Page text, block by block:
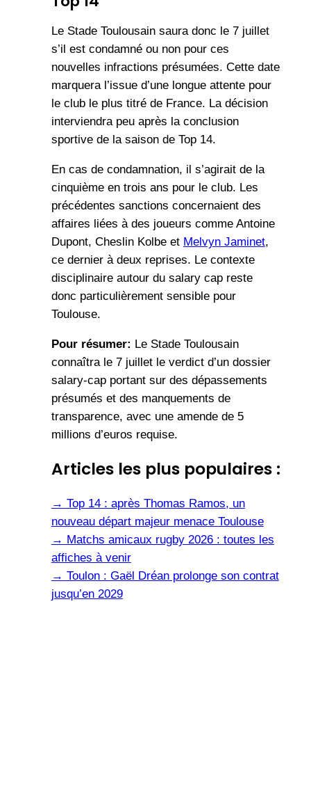
Le Stade Toulousain saura donc le 7 juillet
s’il est condamné ou non pour ces
nouvelles infractions présumées. Cette date
marquera l’issue d’une longue attente pour
le club le plus titré de France. La décision
interviendra peu après la conclusion
sportive de la saison de Top 14.
En cas de condamnation, il s’agirait de la
cinquième en trois ans pour le club. Les
précédentes sanctions concernaient des
affaires liées à des joueurs comme Antoine
Dupont, Cheslin Kolbe et Melvyn Jaminet,
ce dernier à deux reprises. Le contexte
disciplinaire autour du salary cap reste
donc particulièrement sensible pour
Toulouse.
Pour résumer: Le Stade Toulousain
connaîtra le 7 juillet le verdict d’un dossier
salary-cap portant sur des dépassements
présumés et des manquements de
transparence, avec une amende de 5
millions d’euros requise.
Articles les plus populaires :
→ Top 14 : après Thomas Ramos, un
nouveau départ majeur menace Toulouse
→ Matchs amicaux rugby 2026 : toutes les
affiches à venir
→ Toulon : Gaël Dréan prolonge son contrat
jusqu’en 2029